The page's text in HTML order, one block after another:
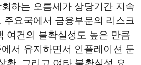
하는 오름세가 상당기간 지속
주요국에서 금융부문의 리스크
여건의 불확실성도 높은 만큼
서 유지하면서 인플레이션 둔